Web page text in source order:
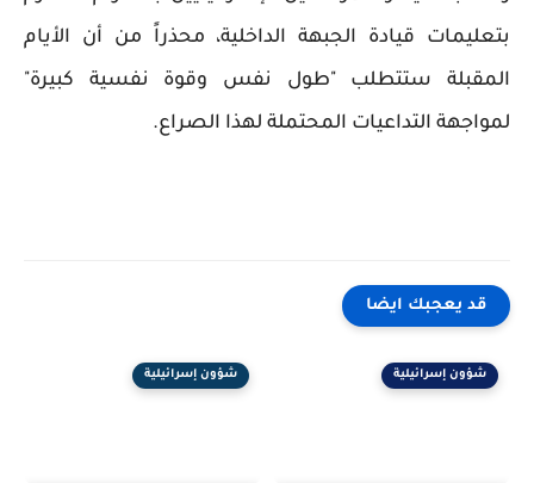
بتعليمات قيادة الجبهة الداخلية، محذراً من أن الأيام
المقبلة ستتطلب "طول نفس وقوة نفسية كبيرة"
لمواجهة التداعيات المحتملة لهذا الصراع.
قد يعجبك ايضا
شؤون إسرائيلية شؤون إسرائيلية